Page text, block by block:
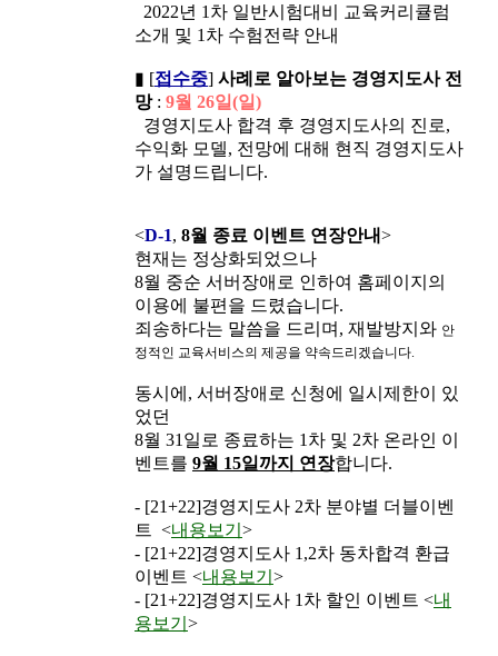
2022년 1차 일반시험대비 교육커리큘럼
소개 및 1차 수험전략 안내
▮ [접수중] 사례로 알아보는 경영지도사 전
망: 9월 26일(일)
경영지도사 합격 후 경영지도사의 진로,
수익화 모델, 전망에 대해 현직 경영지도사
가 설명드립니다.
<D-1, 8월 종료 이벤트 연장안내>
현재는 정상화되었으나
8월 중순 서버장애로 인하여 홈페이지의
이용에 불편을 드렸습니다.
죄송하다는 말씀을 드리며, 재발방지와 안
정적인 교육서비스의 제공을 약속드리겠습니다.
동시에, 서버장애로 신청에 일시제한이 있
었던
8월 31일로 종료하는 1차 및 2차 온라인 이
벤트를 9월 15일까지 연장합니다.
- [21+22]경영지도사 2차 분야별 더블이벤
트 <내용보기 >
- [21+22]경영지도사 1,2차 동차합격 환급
이벤트 <내용보기 >
- [21+22]경영지도사 1차 할인 이벤트 <내
용보기 >